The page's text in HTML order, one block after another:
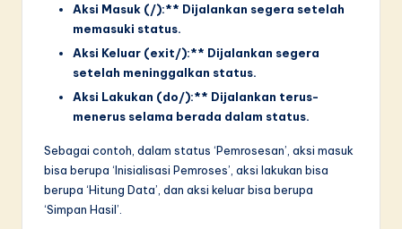
Aksi Masuk (/):** Dijalankan segera setelah
memasuki status.
Aksi Keluar (exit/):** Dijalankan segera
setelah meninggalkan status.
Aksi Lakukan (do/):** Dijalankan terus-
menerus selama berada dalam status.
Sebagai contoh, dalam status ‘Pemrosesan’, aksi masuk
bisa berupa ‘Inisialisasi Pemroses’, aksi lakukan bisa
berupa ‘Hitung Data’, dan aksi keluar bisa berupa
‘Simpan Hasil’.